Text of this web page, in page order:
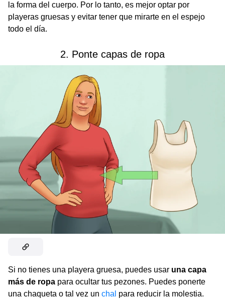
la forma del cuerpo. Por lo tanto, es mejor optar por
playeras gruesas y evitar tener que mirarte en el espejo
todo el día.
2. Ponte capas de ropa
Si no tienes una playera gruesa, puedes usar una capa
más de ropa para ocultar tus pezones. Puedes ponerte
una chaqueta o tal vez un chal para reducir la molestia.